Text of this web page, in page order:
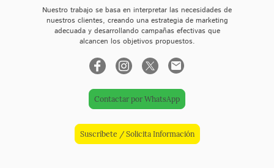
Nuestro trabajo se basa en interpretar las necesidades de
nuestros clientes, creando una estrategia de marketing
adecuada y desarrollando campañas efectivas que
alcancen los objetivos propuestos.
Contactar por WhatsApp
Suscríbete / Solicita Información